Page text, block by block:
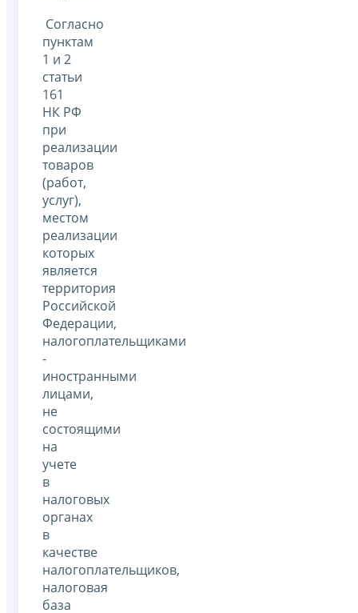
Согласно
пунктам
1 и 2
статьи
161
НК РФ
при
реализации
товаров
(работ,
услуг),
местом
реализации
которых
является
территория
Российской
Федерации,
налогоплательщиками
-
иностранными
лицами,
не
состоящими
на
учете
в
налоговых
органах
в
качестве
налогоплательщиков,
налоговая
база